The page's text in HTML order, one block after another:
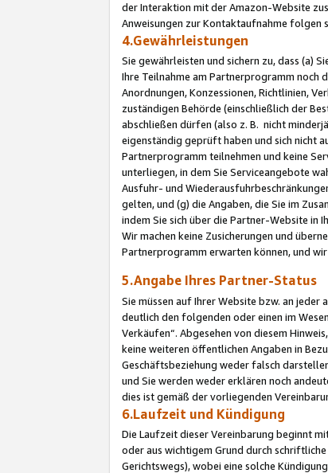
der Interaktion mit der Amazon-Website
Anweisungen zur Kontaktaufnahme folgen
4.Gewährleistungen
Sie gewährleisten und sichern zu, dass (a)
Ihre Teilnahme am Partnerprogramm noch
Anordnungen, Konzessionen, Richtlinien,
zuständigen Behörde (einschließlich der
abschließen dürfen (also z. B. nicht
eigenständig geprüft haben und sich nicht
Partnerprogramm teilnehmen und keine
unterliegen, in dem Sie Serviceangebote
Ausfuhr- und
gelten, und (g) die Angaben, die Sie im
indem Sie sich über die Partner-Website in
Wir machen keine Zusicherungen und
Partnerprogramm erwarten können, und
5.Angabe Ihres Partner-Status
Sie müssen auf Ihrer Website bzw. an
deutlich den folgenden oder einen im
Verkäufen“. Abgesehen von diesem
keine weiteren öffentlichen Angaben in
Geschäftsbeziehung weder falsch
und Sie werden weder erklären noch
dies ist gemäß der vorliegenden
6.Laufzeit und Kündigung
Die Laufzeit dieser Vereinbarung beginnt
oder aus wichtigem Grund durch
Gerichtswegs), wobei eine solche